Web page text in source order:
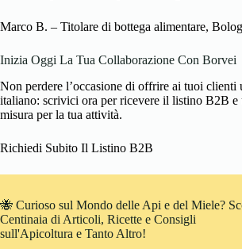
Marco B. – Titolare di bottega alimentare,
Inizia Oggi La Tua Collaborazione Con Borvei
Non perdere l’occasione di offrire ai tuoi clienti
italiano: scrivici ora per ricevere il listino B2B e
misura per la tua attività.
Richiedi Subito Il Listino B2B
🐝 Curioso sul Mondo delle Api e del Miele?
Centinaia di Articoli, Ricette e Consigli
sull'Apicoltura e Tanto Altro!